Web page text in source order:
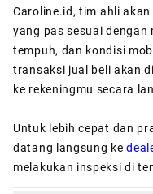
Caroline.id, tim ahli
yang pas sesuai dengan
tempuh, dan kondisi
transaksi jual beli akan
ke rekeningmu secara
Untuk lebih cepat dan
datang langsung ke
melakukan inspeksi di